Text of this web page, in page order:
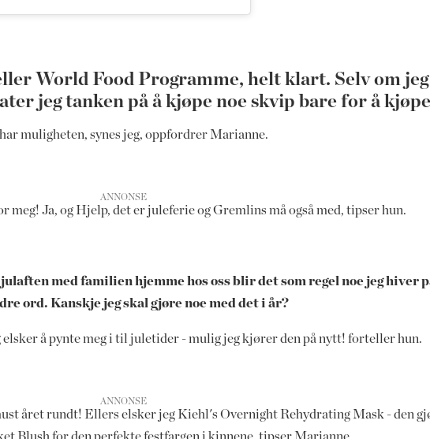
World Food Programme, helt klart. Selv om
jeg tanken på å kjøpe noe skvip bare for å
muligheten, synes jeg, oppfordrer Marianne.
Ja, og Hjelp, det er juleferie og Gremlins må også med, tipser hun.
med familien hjemme hos oss blir det som regel noe jeg hiver
ord. Kanskje jeg skal gjøre noe med det i år?
å pynte meg i til juletider - mulig jeg kjører den på nytt! forteller hun.
året rundt! Ellers elsker jeg Kiehl's Overnight Rehydrating Mask - den